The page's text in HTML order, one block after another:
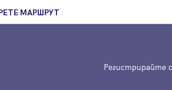
МАРШРУТ
Регистрирайте